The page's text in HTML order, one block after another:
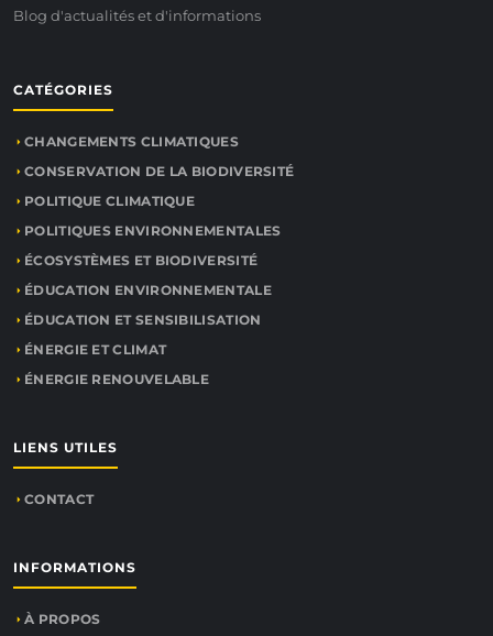
Blog d'actualités et d'informations
CATÉGORIES
CHANGEMENTS CLIMATIQUES
CONSERVATION DE LA BIODIVERSITÉ
POLITIQUE CLIMATIQUE
POLITIQUES ENVIRONNEMENTALES
ÉCOSYSTÈMES ET BIODIVERSITÉ
ÉDUCATION ENVIRONNEMENTALE
ÉDUCATION ET SENSIBILISATION
ÉNERGIE ET CLIMAT
ÉNERGIE RENOUVELABLE
LIENS UTILES
CONTACT
INFORMATIONS
À PROPOS